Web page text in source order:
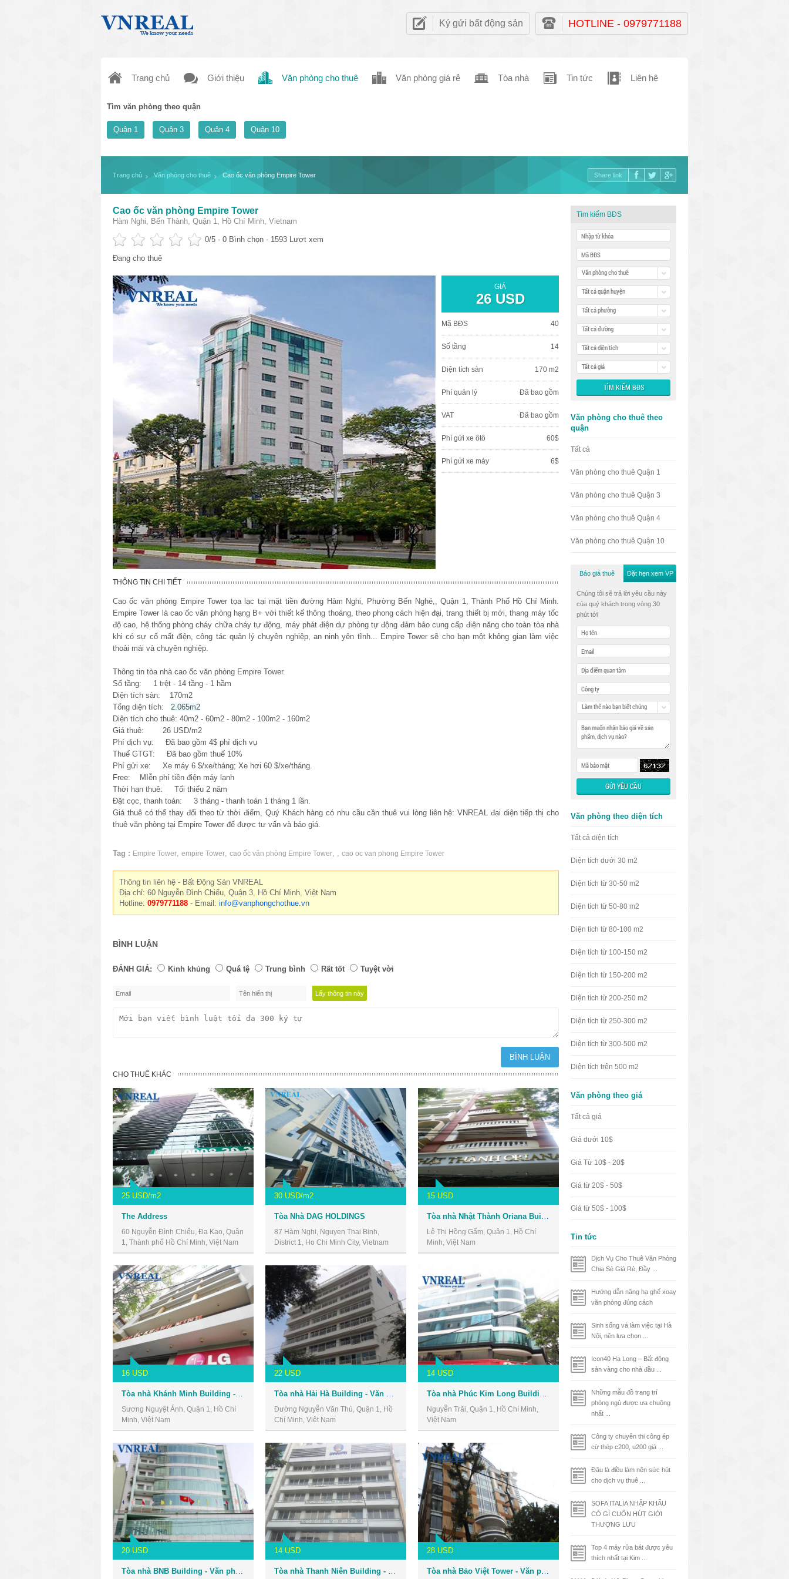
Ký gửi bất động sản HOTLINE - 0979771188
Trang chủ Giới thiệu Văn phòng cho thuê Văn phòng giá rẻ Tòa nhà Tin tức Liên hệ
Tìm văn phòng theo quận
Quận 1 Quận 3 Quận 4 Quận 10
Trang chủ Văn phòng cho thuê Cao ốc văn phòng Empire Tower Share link
Cao ốc văn phòng Empire Tower
Hàm Nghi, Bến Thành, Quận 1, Hồ Chí Minh, Vietnam
0/5 - 0 Bình chọn - 1593 Lượt xem
Đang cho thuê
GIÁ
26 USD
Mã BĐS 40
Số tầng 14
Diện tích sàn 170 m2
Phí quản lý Đã bao gồm
VAT Đã bao gồm
Phí gửi xe ôtô 60$
Phí gửi xe máy 6$
THÔNG TIN CHI TIẾT
Cao ốc văn phòng Empire Tower tọa lạc tại mặt tiền đường Hàm Nghi, Phường Bến Nghé,, Quận 1, Thành Phố Hồ Chí Minh.
Empire Tower là cao ốc văn phòng hạng B+ với thiết kế thông thoáng, theo phong cách hiện đại, trang thiết bị mới, thang máy tốc
độ cao, hệ thống phòng cháy chữa cháy tự động, máy phát điện dự phòng tự động đảm bảo cung cấp điện năng cho toàn tòa nhà
khi có sự cố mất điện, công tác quản lý chuyên nghiệp, an ninh yên tĩnh... Empire Tower sẽ cho bạn một không gian làm việc
thoải mái và chuyên nghiệp.
Thông tin tòa nhà cao ốc văn phòng Empire Tower.
Số tầng: 1 trệt - 14 tầng - 1 hầm
Diện tích sàn: 170m2
Tổng diện tích: 2.065m2
Diện tích cho thuê: 40m2 - 60m2 - 80m2 - 100m2 - 160m2
Giá thuê: 26 USD/m2
Phí dịch vụ: Đã bao gồm 4$ phí dịch vụ
Thuế GTGT: Đã bao gồm thuế 10%
Phí gửi xe: Xe máy 6 $/xe/tháng; Xe hơi 60 $/xe/tháng.
Free: MIễn phí tiền điện máy lạnh
Thời hạn thuê: Tối thiểu 2 năm
Đặt cọc, thanh toán: 3 tháng - thanh toán 1 tháng 1 lần.
Giá thuê có thể thay đổi theo từ thời điểm, Quý Khách hàng có nhu cầu cần thuê vui lòng liên hệ: VNREAL đại diện tiếp thị cho
thuê văn phòng tại Empire Tower để được tư vấn và báo giá.
Tag : Empire Tower empire Tower cao ốc văn phòng Empire Tower cao oc van phong Empire Tower
Thông tin liên hệ - Bất Động Sản VNREAL
Địa chỉ: 60 Nguyễn Đình Chiểu, Quận 3, Hồ Chí Minh, Việt Nam
Hotline: 0979771188 - Email: info@vanphongchothue.vn
BÌNH LUẬN
ĐÁNH GIÁ: Kinh khủng Quá tệ Trung bình Rất tốt Tuyệt vời
CHO THUÊ KHÁC
25 USD/m2
The Address
60 Nguyễn Đình Chiểu, Đa Kao, Quận
1, Thành phố Hồ Chí Minh, Việt Nam
30 USD/m2
Tòa Nhà DAG HOLDINGS
87 Hàm Nghi, Nguyen Thai Binh,
District 1, Ho Chi Minh City, Vietnam
15 USD
Lê Thị Hồng Gấm, Quận 1, Hồ Chí
Minh, Việt Nam
16 USD
Sương Nguyệt Ánh, Quận 1, Hồ Chí
Minh, Việt Nam
22 USD
Đường Nguyễn Văn Thủ, Quận 1, Hồ
Chí Minh, Việt Nam
14 USD
Nguyễn Trãi, Quận 1, Hồ Chí Minh,
Việt Nam
20 USD 14 USD 28 USD
Tìm kiếm BĐS
Văn phòng cho thuê
Tất cả quận huyện
Tất cả phường
Tất cả đường
Tất cả diện tích
Tất cả giá
Văn phòng cho thuê theo
quận
Tất cả
Văn phòng cho thuê Quận 1
Văn phòng cho thuê Quận 3
Văn phòng cho thuê Quận 4
Văn phòng cho thuê Quận 10
Báo giá thuê Đặt hẹn xem VP
Chúng tôi sẽ trả lời yêu cầu này
của quý khách trong vòng 30
phút tới
Làm thế nào bạn biết chúng
Văn phòng theo diện tích
Tất cả diện tích
Diện tích dưới 30 m2
Diện tích từ 30-50 m2
Diện tích từ 50-80 m2
Diện tích từ 80-100 m2
Diện tích từ 100-150 m2
Diện tích từ 150-200 m2
Diện tích từ 200-250 m2
Diện tích từ 250-300 m2
Diện tích từ 300-500 m2
Diện tích trên 500 m2
Văn phòng theo giá
Tất cả giá
Giá dưới 10$
Giá Từ 10$ - 20$
Giá từ 20$ - 50$
Giá từ 50$ - 100$
Tin tức
Dịch Vụ Cho Thuê Văn Phòng
Chia Sẻ Giá Rẻ, Đầy ...
Hướng dẫn nâng hạ ghế xoay
văn phòng đúng cách
Sinh sống và làm việc tại Hà
Nội, nên lựa chọn ...
Icon40 Hạ Long – Bất động
sản vàng cho nhà đầu ...
Những mẫu đồ trang trí
phòng ngủ được ưa chuộng
nhất ...
Công ty chuyên thi công ép
cừ thép c200, u200 giá ...
Đâu là điều làm nên sức hút
cho dịch vụ thuê ...
SOFA ITALIA NHẬP KHẨU
CÓ GÌ CUỐN HÚT GIỚI
THƯỢNG LƯU
Top 4 máy rửa bát được yêu
thích nhất tại Kim ...
văn phòng cho thuê quận 3
văn phòng quận 3
cao ốc văn phòng quận 1
cao ốc văn phòng quận 3